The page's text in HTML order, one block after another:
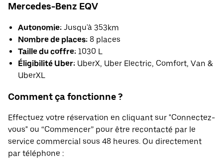
Mercedes-Benz EQV
Autonomie: Jusqu'à 353km
Nombre de places: 8 places
Taille du coffre: 1030 L
Éligibilité Uber: UberX, Uber Electric, Comfort, Van &
UberXL
Comment ça fonctionne ?
Effectuez votre réservation en cliquant sur "Connectez-
vous" ou “Commencer” pour être recontacté par le
service commercial sous 48 heures. Ou directement
par téléphone :